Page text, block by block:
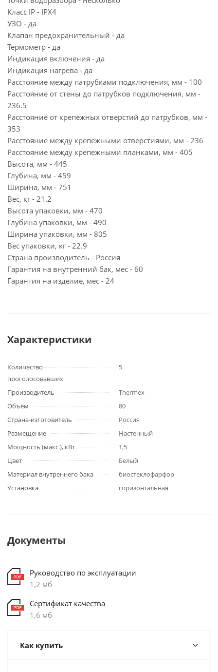
Класс IP - IPX4
УЗО - да
Клапан предохранительный - да
Термометр - да
Индикация включения - да
Индикация нагрева - да
Расстояние между патрубками подключения, мм - 100
Расстояние от стены до патрубков подключения, мм -
236.5
Расстояние от крепежных отверстий до патрубков, мм -
353
Расстояние между крепежными отверстиями, мм - 236
Расстояние между крепежными планками, мм - 405
Высота, мм - 445
Глубина, мм - 459
Ширина, мм - 751
Вес, кг - 21.2
Высота упаковки, мм - 470
Глубина упаковки, мм - 490
Ширина упаковки, мм - 805
Вес упаковки, кг - 22.9
Страна производитель - Россия
Гарантия на внутренний бак, мес - 60
Гарантия на изделие, мес - 24
Характеристики
Количество
проголосовавших
5
Производитель
Thermex
Объём
80
Страна-изготовитель
Россия
Размещение
Настенный
Мощность (макс.), кВт
1,5
Цвет
Белый
Материал внутреннего бака
биостеклофарфор
Установка
горизонтальная
Документы
Руководство по эксплуатации
1,2 мб
Сертификат качества
1,6 мб
Как купить